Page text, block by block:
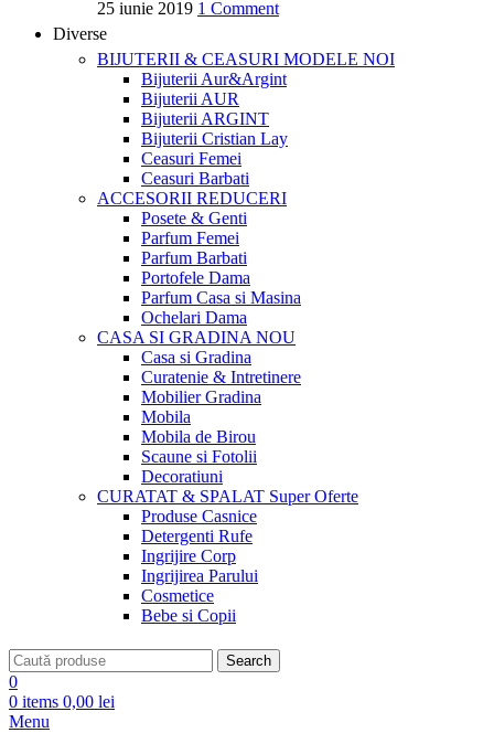
25 iunie 2019 1 Comment
Diverse
BIJUTERII & CEASURI MODELE NOI
Bijuterii Aur&Argint
Bijuterii AUR
Bijuterii ARGINT
Bijuterii Cristian Lay
Ceasuri Femei
Ceasuri Barbati
ACCESORII REDUCERI
Posete & Genti
Parfum Femei
Parfum Barbati
Portofele Dama
Parfum Casa si Masina
Ochelari Dama
CASA SI GRADINANOU
Casa si Gradina
Curatenie & Intretinere
Mobilier Gradina
Mobila
Mobila de Birou
Scaune si Fotolii
Decoratiuni
CURATAT & SPALAT Super Oferte
Produse Casnice
Detergenti Rufe
Ingrijire Corp
Ingrijirea Parului
Cosmetice
Bebe si Copii
Search
0
0 items 0,00 lei
Menu